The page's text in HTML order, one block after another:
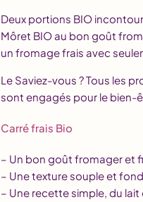
Deux portions BIO
Môret BIO au bon goût
un fromage frais avec
Le Saviez-vous ? Tous les
sont engagés pour le bien-
Carré frais Bio
– Un bon goût fromager et
– Une texture souple et
– Une recette simple, du